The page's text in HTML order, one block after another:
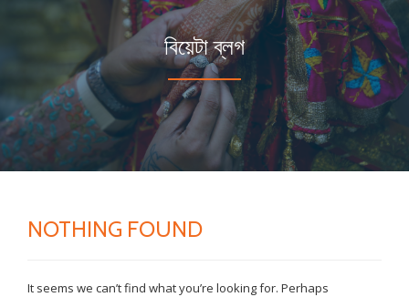
বিয়েটা ব্লগ
NOTHING FOUND
It seems we can’t find what you’re looking for. Perhaps